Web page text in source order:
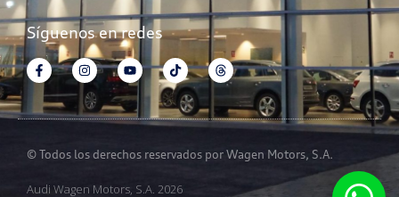
Síguenos en redes
© Todos los derechos reservados por Wagen Motors, S.A.
Audi Wagen Motors, S.A. 2026